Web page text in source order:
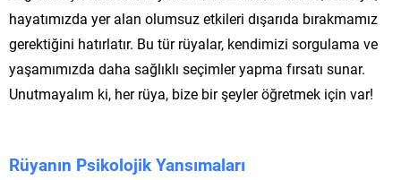
hayatımızda yer alan olumsuz etkileri dışarıda bırakmamız
gerektiğini hatırlatır. Bu tür rüyalar, kendimizi sorgulama ve
yaşamımızda daha sağlıklı seçimler yapma fırsatı sunar.
Unutmayalım ki, her rüya, bize bir şeyler öğretmek için var!
Rüyanın Psikolojik Yansımaları